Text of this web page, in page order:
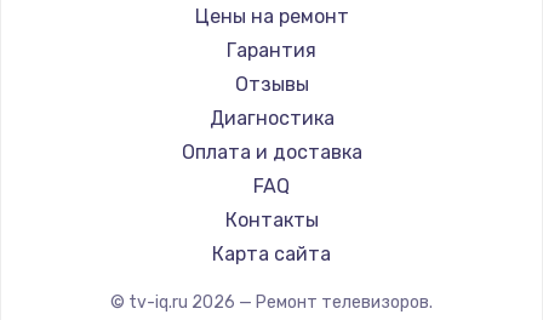
Замена видеокарты
1600 руб.
Ремонт разъема питания
880 руб.
Заказать
Замена видеочипа
Daewoo
Centek
Telefunken
Hyundai
Doffler
Hiper
Grundig
HITACHI
Цены на ремонт
Гарантия
Отзывы
Диагностика
Оплата и доставка
FAQ
Контакты
Карта сайта
© tv-iq.ru 2026 — Ремонт телевизоров.